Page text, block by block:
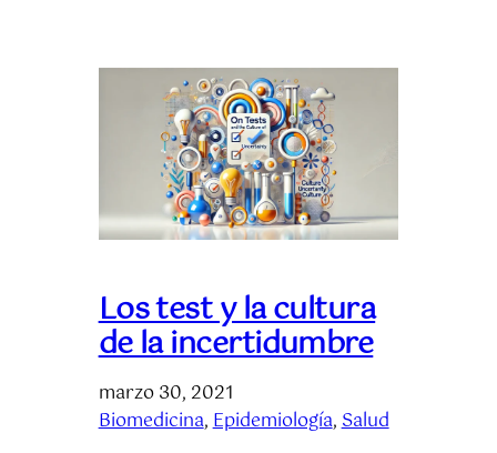
Los test y la cultura
de la incertidumbre
marzo 30, 2021
Biomedicina, Epidemiología, Salud